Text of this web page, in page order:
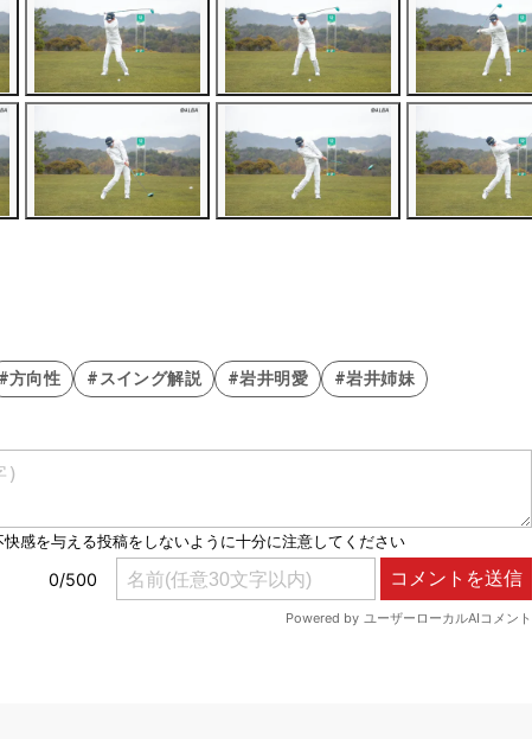
#方向性 #スイング解説 #岩井明愛 #岩井姉妹